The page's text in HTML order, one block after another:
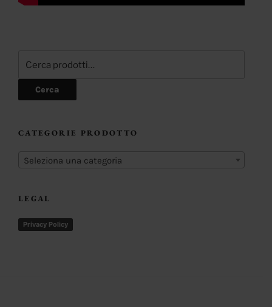
Cerca
CATEGORIE PRODOTTO
Seleziona una categoria
LEGAL
Privacy Policy